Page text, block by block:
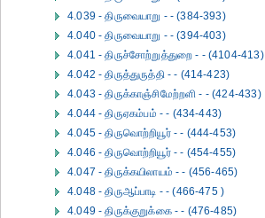
4.039 - திருவையாறு - - (384-393)
4.040 - திருவையாறு - - (394-403)
4.041 - திருச்சோற்றுத்துறை - - (4104-413)
4.042 - திருத்துருத்தி - - (414-423)
4.043 - திருக்காஞ்சிமேற்றளி - - (424-433)
4.044 - திருஏகம்பம் - - (434-443)
4.045 - திருவொற்றியூர் - - (444-453)
4.046 - திருவொற்றியூர் - - (454-455)
4.047 - திருக்கயிலாயம் - - (456-465)
4.048 - திருஆப்பாடி - - (466-475 )
4.049 - திருக்குறுக்கை - - (476-485)